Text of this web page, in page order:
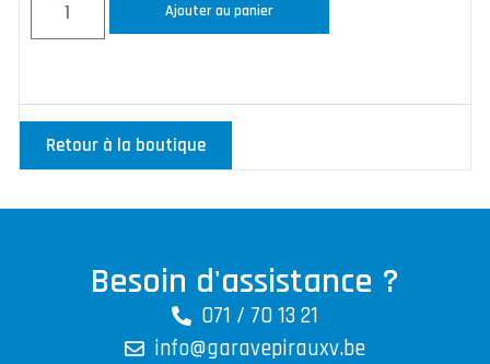
Ajouter au panier
Retour à la boutique
Besoin d'assistance ?
071 / 70 13 21
info@garavepirauxv.be